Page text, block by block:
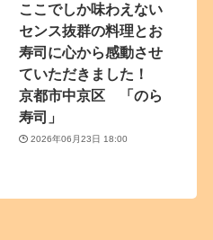
ここでしか味わえない
センス抜群の料理とお
寿司に心から感動させ
ていただきました！
京都市中京区 「のら
寿司」
2026年06月23日 18:00